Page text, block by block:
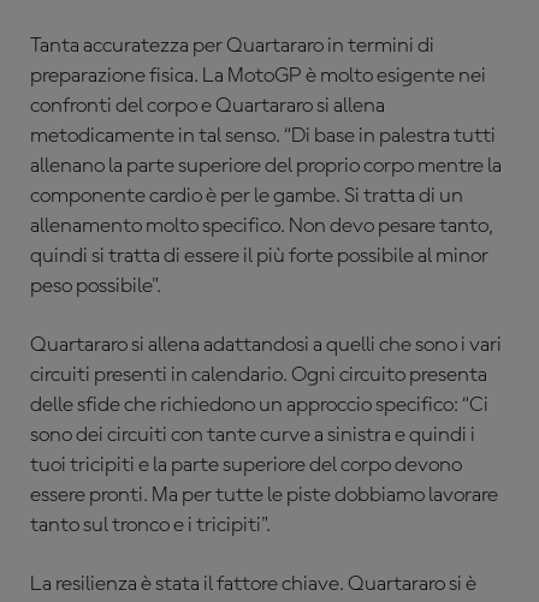
Tanta accuratezza per Quartararo in termini di
preparazione fisica. La MotoGP è molto esigente nei
confronti del corpo e Quartararo si allena
metodicamente in tal senso. “Di base in palestra tutti
allenano la parte superiore del proprio corpo mentre la
componente cardio è per le gambe. Si tratta di un
allenamento molto specifico. Non devo pesare tanto,
quindi si tratta di essere il più forte possibile al minor
peso possibile".
Quartararo si allena adattandosi a quelli che sono i vari
circuiti presenti in calendario. Ogni circuito presenta
delle sfide che richiedono un approccio specifico: “Ci
sono dei circuiti con tante curve a sinistra e quindi i
tuoi tricipiti e la parte superiore del corpo devono
essere pronti. Ma per tutte le piste dobbiamo lavorare
tanto sul tronco e i tricipiti".
La resilienza è stata il fattore chiave. Quartararo si è